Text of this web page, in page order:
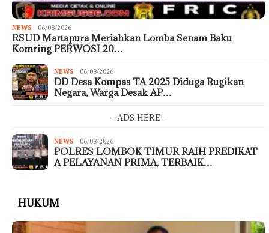
NEWS 06/08/2026
RSUD Martapura Meriahkan Lomba Senam Baku
Komring PERWOSI 20…
NEWS 06/08/2026
DD Desa Kompas TA 2025 Diduga Rugikan
Negara, Warga Desak AP…
- ADS HERE -
NEWS 06/08/2026
POLRES LOMBOK TIMUR RAIH PREDIKAT
A PELAYANAN PRIMA, TERBAIK…
HUKUM